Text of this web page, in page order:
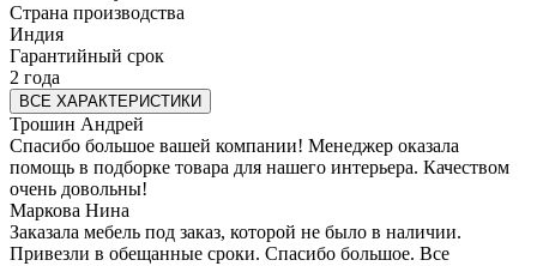
Страна производства
Индия
Гарантийный срок
2 года
ВСЕ ХАРАКТЕРИСТИКИ
Трошин Андрей
Спасибо большое вашей компании! Менеджер оказала
помощь в подборке товара для нашего интерьера. Качеством
очень довольны!
Маркова Нина
Заказала мебель под заказ, которой не было в наличии.
Привезли в обещанные сроки. Спасибо большое. Все